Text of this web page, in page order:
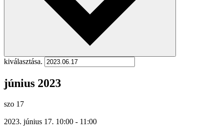
kiválasztása.
június 2023
szo 17
2023. június 17. 10:00 - 11:00